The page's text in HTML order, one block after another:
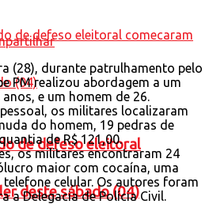
de defeso eleitoral
deste sábado (04)
(28), durante patrulhamento pelo
PM realizou abordagem a um
e um homem de 26.
os militares localizaram
do homem, 19 pedras de
de R$ 121,00.
os militares encontraram 24
maior com cocaína, uma
celular. Os autores foram
a Delegacia de Polícia Civil.